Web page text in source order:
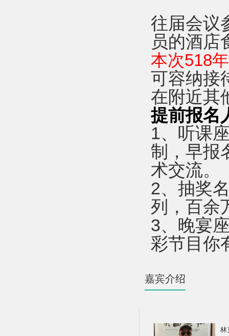
往届会议
员的酒店
本次518
可容纳接
在附近其
提前报名
1、听课
制，早报
术交流。
2、抽奖
列，百余
3、晚宴
彩节目你
嘉宾介绍
林